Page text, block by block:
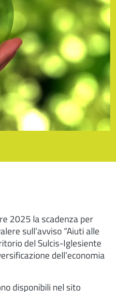
2025 la scadenza per
sull’avviso “Aiuti alle
del Sulcis-Iglesiente
dell’economia
disponibili nel sito